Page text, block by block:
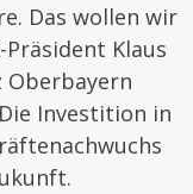
Das wollen wir
Klaus
Oberbayern
Investition in